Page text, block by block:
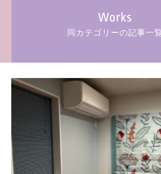
Works
同カテゴリーの記事一